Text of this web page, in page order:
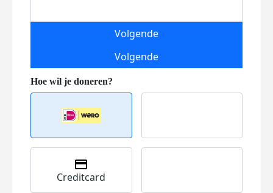
Volgende
Volgende
Creditcard